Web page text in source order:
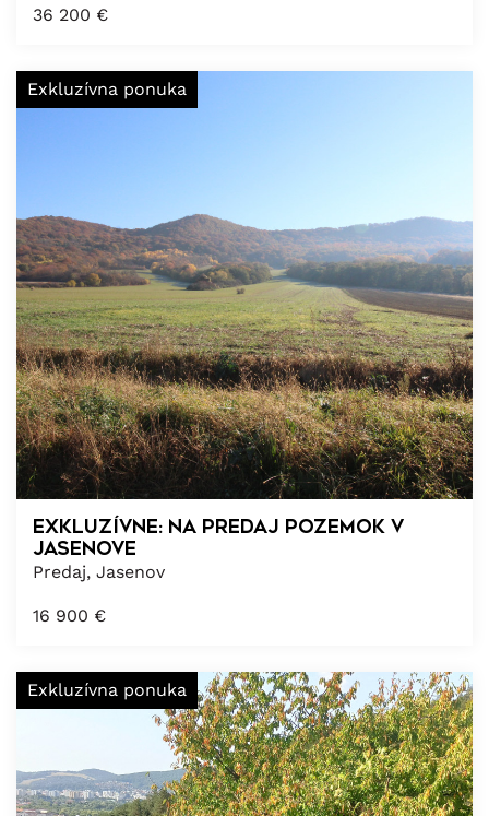
36 200 €
Exkluzívna ponuka
Exkluzívne: Na predaj pozemok v
Jasenove
Predaj, Jasenov
16 900 €
Exkluzívna ponuka